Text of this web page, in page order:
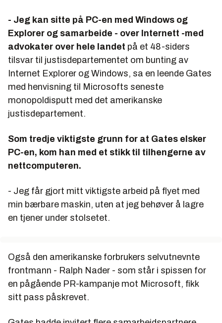
- Jeg kan sitte på PC-en med Windows og
Explorer og samarbeide - over Internett -med
advokater over hele landet på et 48-siders
tilsvar til justisdepartementet om bunting av
Internet Explorer og Windows, sa en leende Gates
med henvisning til Microsofts seneste
monopoldisputt med det amerikanske
justisdepartement.
Som tredje viktigste grunn for at Gates elsker
PC-en, kom han med et stikk til tilhengerne av
nettcomputeren.
- Jeg får gjort mitt viktigste arbeid på flyet med
min bærbare maskin, uten at jeg behøver å lagre
en tjener under stolsetet.
Også den amerikanske forbrukers selvutnevnte
frontmann - Ralph Nader - som står i spissen for
en pågående PR-kampanje mot Microsoft, fikk
sitt pass påskrevet.